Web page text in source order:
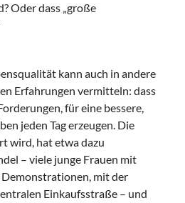
Oder dass „große
kann auch in andere
Erfahrungen vermitteln: dass
für eine bessere,
jeden Tag erzeugen. Die
wird, hat etwa dazu
– viele junge Frauen mit
mit der
Einkaufsstraße – und